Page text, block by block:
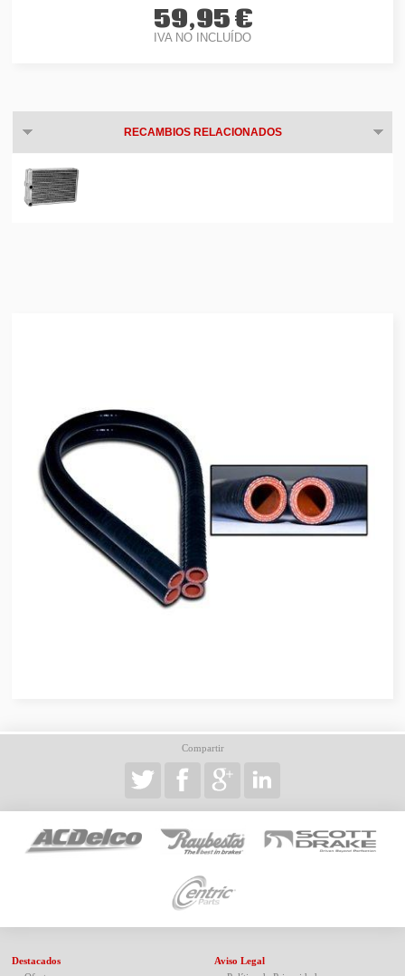
59,95 €
IVA NO INCLUÍDO
RECAMBIOS RELACIONADOS
Compartir
Destacados
Aviso Legal